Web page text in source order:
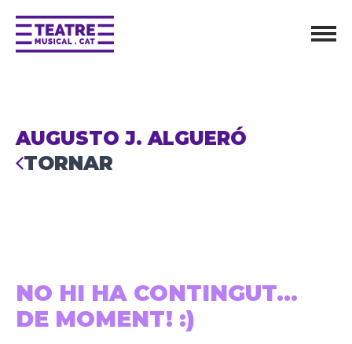
AUGUSTO J. ALGUERÓ
TORNAR
NO HI HA CONTINGUT...
DE MOMENT! :)